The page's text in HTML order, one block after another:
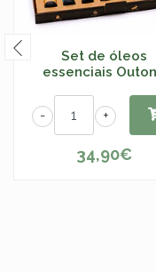
Set de óleos
essenciais
+
-
34,90€